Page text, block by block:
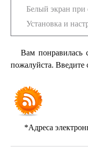
Белый экран при
Установка и
Вам понравилась
пожалуйста.
*Адреса